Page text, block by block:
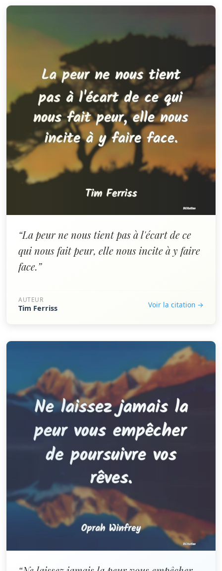
“La peur ne nous tient pas à l'écart de ce
qui nous fait peur, elle nous incite à y faire
face.”
AUTEUR
Tim Ferriss Voir la citation →